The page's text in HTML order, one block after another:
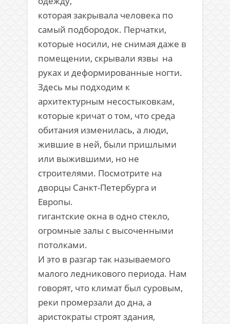
которая закрывала человека по
самый подбородок. Перчатки,
которые носили, не снимая даже в
помещении, скрывали язвы на
руках и деформированные ногти.
Здесь мы подходим к
архитектурным несостыковкам,
которые кричат о том, что среда
обитания изменилась, а люди,
жившие в ней, были пришлыми
или выжившими, но не
строителями. Посмотрите на
дворцы Санкт-Петербурга и
Европы.
гигантские окна в одно стекло,
огромные залы с высоченными
потолками.
И это в разгар так называемого
малого ледникового периода. Нам
говорят, что климат был суровым,
реки промерзали до дна, а
аристократы строят здания,